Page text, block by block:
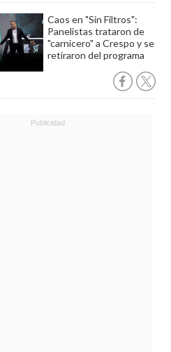
Caos en "Sin Filtros":
Panelistas trataron de
"carnicero" a Crespo y se
retiraron del programa